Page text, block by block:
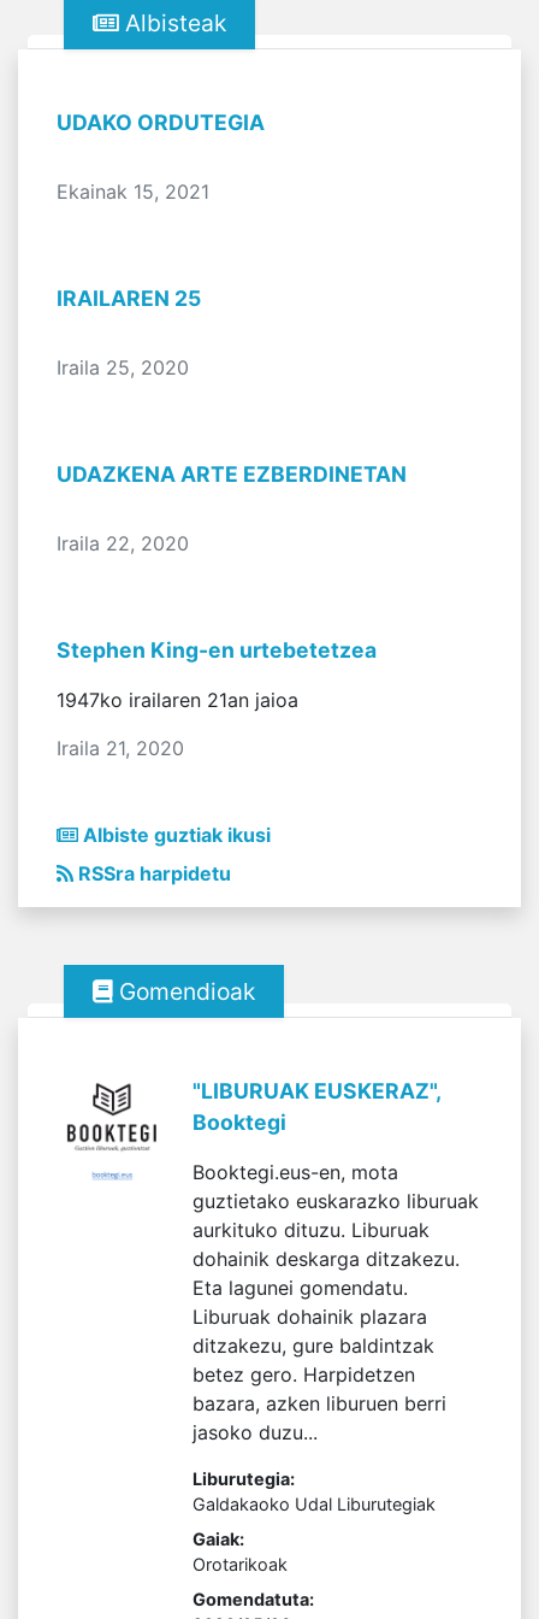
Albisteak
UDAKO ORDUTEGIA
Ekainak 15, 2021
IRAILAREN 25
Iraila 25, 2020
UDAZKENA ARTE EZBERDINETAN
Iraila 22, 2020
Stephen King-en urtebetetzea
1947ko irailaren 21an jaioa
Iraila 21, 2020
Albiste guztiak ikusi
RSSra harpidetu
Gomendioak
"LIBURUAK EUSKERAZ",
Booktegi
Booktegi.eus-en, mota
guztietako euskarazko liburuak
aurkituko dituzu. Liburuak
dohainik deskarga ditzakezu.
Eta lagunei gomendatu.
Liburuak dohainik plazara
ditzakezu, gure baldintzak
betez gero. Harpidetzen
bazara, azken liburuen berri
jasoko duzu...
Liburutegia:
Galdakaoko Udal Liburutegiak
Gaiak:
Orotarikoak
Gomendatuta: